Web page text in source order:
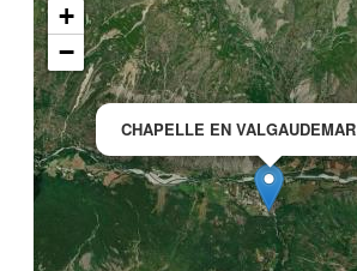
CHAPELLE EN VALGAUDEMAR
+
−